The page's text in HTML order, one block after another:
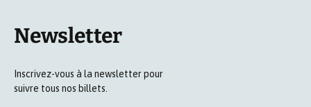
Newsletter
Inscrivez-vous à la newsletter pour
suivre tous nos billets.